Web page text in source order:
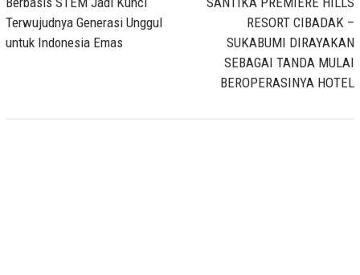
Terwujudnya Generasi Unggul
untuk Indonesia Emas
RESORT CIBADAK –
SUKABUMI DIRAYAKAN
SEBAGAI TANDA MULAI
BEROPERASINYA HOTEL